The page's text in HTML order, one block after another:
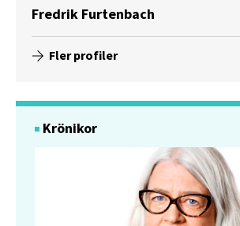
Fredrik Furtenbach
Fler profiler
Krönikor